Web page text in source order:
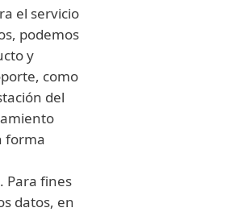
el servicio
podemos
y
como
del
forma
Para fines
datos, en